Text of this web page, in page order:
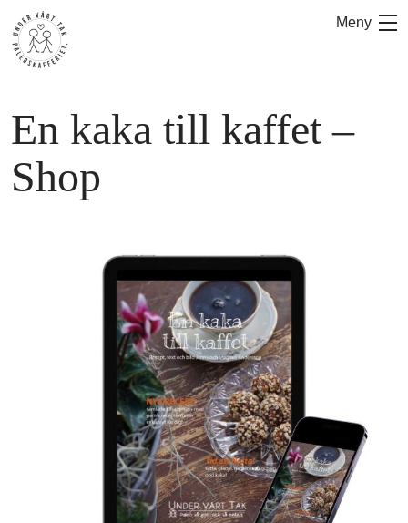
innehåll
Meny
En kaka till kaffet –
Shop